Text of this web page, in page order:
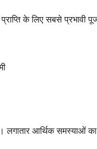
के लिए सबसे प्रभावी
लगातार आर्थिक समस्याओं